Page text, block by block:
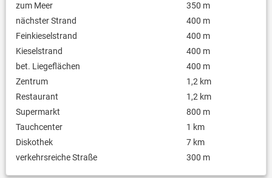
zum Meer
350 m
nächster Strand
400 m
Feinkieselstrand
400 m
Kieselstrand
400 m
bet. Liegeflächen
400 m
Zentrum
1,2 km
Restaurant
1,2 km
Supermarkt
800 m
Tauchcenter
1 km
Diskothek
7 km
verkehrsreiche Straße
300 m